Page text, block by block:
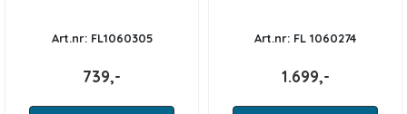
Art.nr: FL1060305
739,-
Art.nr: FL 1060274
1.699,-